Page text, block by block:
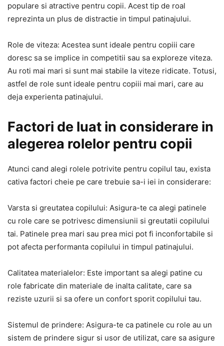
populare si atractive pentru copii. Acest tip de roal
reprezinta un plus de distractie in timpul patinajului.
Role de viteza: Acestea sunt ideale pentru copiii care
doresc sa se implice in competitii sau sa exploreze viteza.
Au roti mai mari si sunt mai stabile la viteze ridicate. Totusi,
astfel de role sunt ideale pentru copiii mai mari, care au
deja experienta patinajului.
Factori de luat in considerare in
alegerea rolelor pentru copii
Atunci cand alegi rolele potrivite pentru copilul tau, exista
cativa factori cheie pe care trebuie sa-i iei in considerare:
Varsta si greutatea copilului: Asigura-te ca alegi patinele
cu role care se potrivesc dimensiunii si greutatii copilului
tai. Patinele prea mari sau prea mici pot fi inconfortabile si
pot afecta performanta copilului in timpul patinajului.
Calitatea materialelor: Este important sa alegi patine cu
role fabricate din materiale de inalta calitate, care sa
reziste uzurii si sa ofere un confort sporit copilului tau.
Sistemul de prindere: Asigura-te ca patinele cu role au un
sistem de prindere sigur si usor de utilizat, care sa asigure